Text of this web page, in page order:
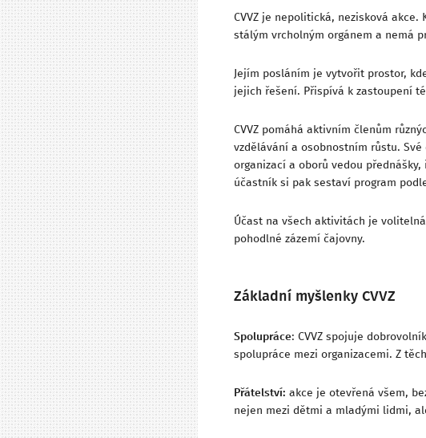
CVVZ je nepolitická, nezisková
stálým vrcholným orgánem a nemá
Jejím posláním je vytvořit prostor,
jejich řešení. Přispívá k zastoupení
CVVZ pomáhá aktivním členům
vzdělávání a osobnostním růstu.
organizací a oborů vedou
účastník si pak sestaví program
Účast na všech aktivitách je
pohodlné zázemí čajovny.
Základní myšlenky CVVZ
Spolupráce: CVVZ spojuje
spolupráce mezi organizacemi. Z
Přátelství: akce je otevřená všem,
nejen mezi dětmi a mladými lidmi,